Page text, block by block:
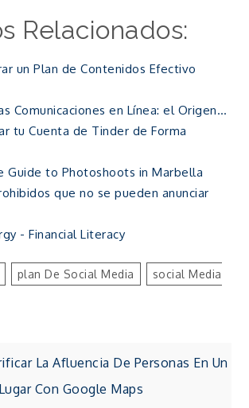
Relacionados:
un Plan de Contenidos Efectivo
Comunicaciones en Línea: el Origen…
tu Cuenta de Tinder de Forma
Guide to Photoshoots in Marbella
que no se pueden anunciar
- Financial Literacy
Plan De Social Media
Social Media
La Afluencia De Personas En Un
Lugar Con Google Maps